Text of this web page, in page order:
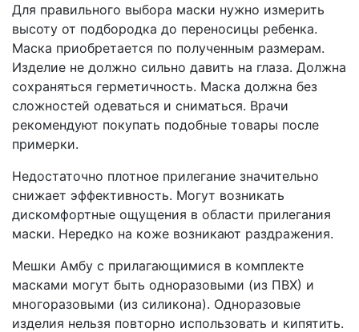
Для правильного выбора маски нужно измерить
высоту от подбородка до переносицы ребенка.
Маска приобретается по полученным размерам.
Изделие не должно сильно давить на глаза. Должна
сохраняться герметичность. Маска должна без
сложностей одеваться и сниматься. Врачи
рекомендуют покупать подобные товары после
примерки.
Недостаточно плотное прилегание значительно
снижает эффективность. Могут возникать
дискомфортные ощущения в области прилегания
маски. Нередко на коже возникают раздражения.
Мешки Амбу с прилагающимися в комплекте
масками могут быть одноразовыми (из ПВХ) и
многоразовыми (из силикона). Одноразовые
изделия нельзя повторно использовать и кипятить.